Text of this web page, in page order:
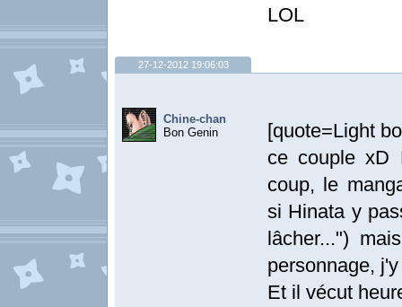
LOL
27-12-2012 19:06:03
Chine-chan
Bon Genin
[quote=Light
ce couple xD
coup, le
si Hinata y
lâcher...")
personnage,
Et il vécut